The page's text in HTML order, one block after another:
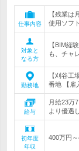
仕事内容
【残業
使用ソフ
対象と
なる方
【BIM経
も、チャ
勤務地
【刈谷工
番地 【雇
給与
月給23万
より優遇
初年度
年収
400万円